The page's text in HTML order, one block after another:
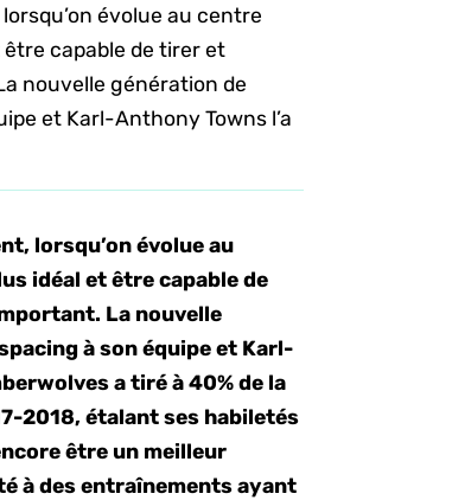
évolue au centre
être capable de tirer et
nouvelle génération de
et Karl-Anthony Towns l’a
lorsqu’on évolue au
idéal et être capable de
La nouvelle
à son équipe et Karl-
a tiré à 40% de la
2018, étalant ses habiletés
être un meilleur
à des entraînements ayant